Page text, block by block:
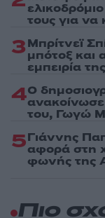
τους για
3Μπρίτνεϊ
μπότοξ και
εμπειρία της
4Ο
του, Γωγώ
5Γιάννης
αφορά στη
φωνής της
Πιο